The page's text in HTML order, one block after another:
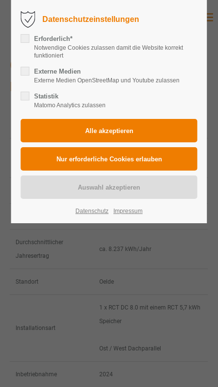
Oelde
Privat
10,56 kWp
Peakleistung
440 Wp
24
Durchschnittlicher
Jahresertrag
ca. 8.237 kWh/Jahr
Standort Oelde
Installationsart
1 x RCT DC 8.0 mit einem RCT 5,7 kWh
Speicher
Ost / West Dachparallel
Inbetriebnahme 2024
Datenschutzeinstellungen
Erforderlich*
Notwendige Cookies zulassen damit die Website korrekt
funktioniert
Externe Medien
Externe Medien OpenStreetMap und Youtube zulassen
Statistik
Matomo Analytics zulassen
Datenschutz Impressum